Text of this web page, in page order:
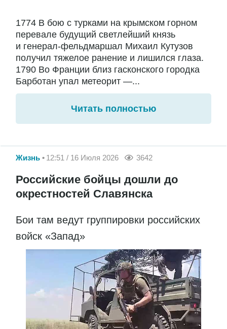
1774 В бою с турками на крымском горном
перевале будущий светлейший князь
и генерал-фельдмаршал Михаил Кутузов
получил тяжелое ранение и лишился глаза.
1790 Во Франции близ гасконского городка
Барботан упал метеорит —...
Читать полностью
Жизнь 12:51 / 16 Июля 2026 3642
Российские бойцы дошли до
окрестностей Славянска
Бои там ведут группировки российских
войск «Запад»